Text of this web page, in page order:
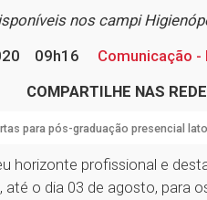
nos campi
09h16
Comunicação
COMPARTILHE NAS
para pós-graduação presencial
horizonte profissional e
o dia 03 de agosto, para